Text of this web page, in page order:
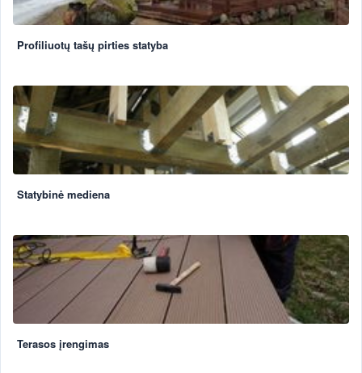
Profiliuotų tašų pirties statyba
Statybinė mediena
Terasos įrengimas